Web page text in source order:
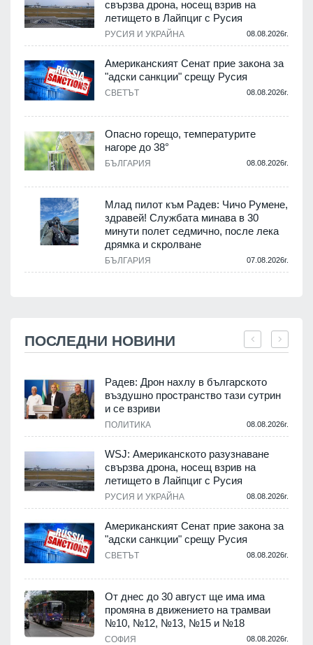
свързва дрона, носещ взрив на
летището в Лайпциг с Русия
РУСИЯ И УКРАЙНА 08.08.2026г.
Американският Сенат прие закона за
"адски санкции" срещу Русия
СВЕТЪТ 08.08.2026г.
Опасно горещо, температурите
нагоре до 38°
БЪЛГАРИЯ 08.08.2026г.
Млад пилот към Радев: Чичо Румене,
здравей! Службата минава в 30
минути полет седмично, после лека
дрямка и скролване
БЪЛГАРИЯ 07.08.2026г.
ПОСЛЕДНИ НОВИНИ
Радев: Дрон нахлу в българското
въздушно пространство тази сутрин
и се взриви
ПОЛИТИКА 08.08.2026г.
WSJ: Американското разузнаване
свързва дрона, носещ взрив на
летището в Лайпциг с Русия
РУСИЯ И УКРАЙНА 08.08.2026г.
Американският Сенат прие закона за
"адски санкции" срещу Русия
СВЕТЪТ 08.08.2026г.
От днес до 30 август ще има има
промяна в движението на трамваи
№10, №12, №13, №15 и №18
СОФИЯ 08.08.2026г.